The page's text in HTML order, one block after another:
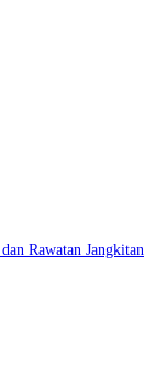
Rawatan Jangkitan